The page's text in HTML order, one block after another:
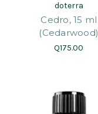
doterra
Cedro, 15 ml
(Cedarwood)
Q175.00